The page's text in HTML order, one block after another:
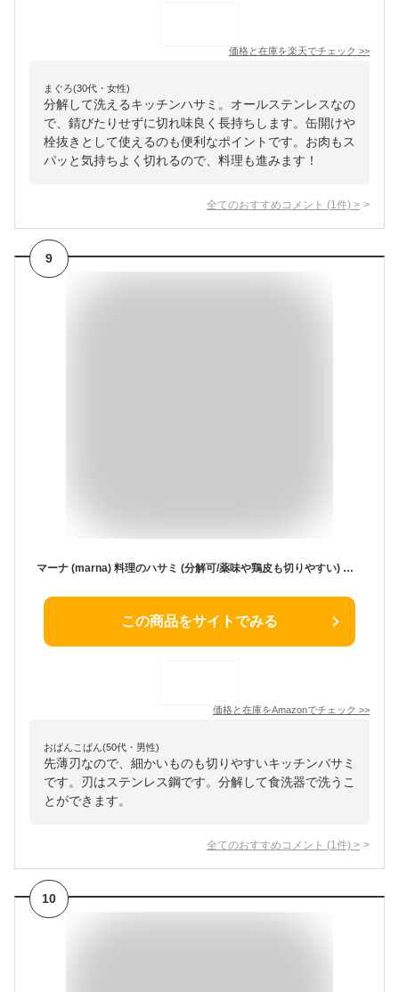
価格と在庫を楽天でチェック >>
まぐろ(30代・女性)
分解して洗えるキッチンハサミ。オールステンレスなの
で、錆びたりせずに切れ味良く長持ちします。缶開けや
栓抜きとして使えるのも便利なポイントです。お肉もス
パッと気持ちよく切れるので、料理も進みます！
全てのおすすめコメント (1 件) >
9
マーナ (marna) 料理のハサミ (分解可/薬味や鶏皮も切りやすい) キッチンバサミ 食洗機対応 ステンレス キッチンハサミ 料理用 肉切りはさみ 調理はさみ JA083BK
この商品をサイトでみる
価格と在庫をAmazonでチェック >>
おぱんこぱん(50代・男性)
先薄刃なので、細かいものも切りやすいキッチンバサミ
です。刃はステンレス鋼です。分解して食洗器で洗うこ
とができます。
全てのおすすめコメント (1 件) >
10